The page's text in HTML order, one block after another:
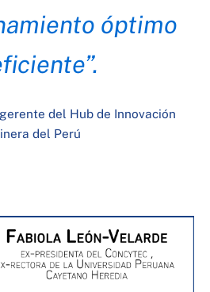
óptimo
del Hub de Innovación
del Perú